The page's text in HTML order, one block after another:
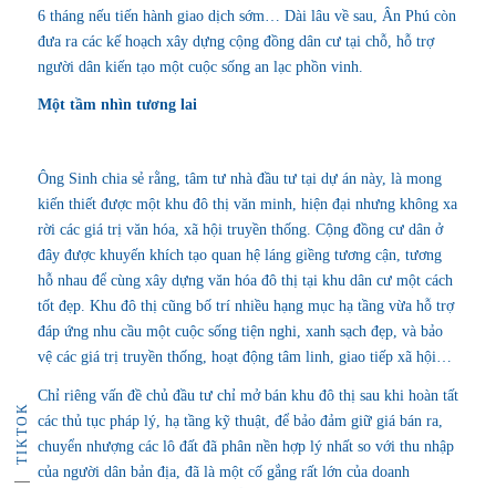
TIKTOK
6 tháng nếu tiến hành giao dịch sớm… Dài lâu về sau, Ân Phú còn
đưa ra các kế hoạch xây dựng cộng đồng dân cư tại chỗ, hỗ trợ
người dân kiến tạo một cuộc sống an lạc phồn vinh.
Một tầm nhìn tương lai
Ông Sinh chia sẻ rằng, tâm tư nhà đầu tư tại dự án này, là mong
kiến thiết được một khu đô thị văn minh, hiện đại nhưng không xa
rời các giá trị văn hóa, xã hội truyền thống. Cộng đồng cư dân ở
đây được khuyến khích tạo quan hệ láng giềng tương cận, tương
hỗ nhau để cùng xây dựng văn hóa đô thị tại khu dân cư một cách
tốt đẹp. Khu đô thị cũng bố trí nhiều hạng mục hạ tầng vừa hỗ trợ
đáp ứng nhu cầu một cuộc sống tiện nghi, xanh sạch đẹp, và bảo
vệ các giá trị truyền thống, hoạt động tâm linh, giao tiếp xã hội…
Chỉ riêng vấn đề chủ đầu tư chỉ mở bán khu đô thị sau khi hoàn tất
các thủ tục pháp lý, hạ tầng kỹ thuật, để bảo đảm giữ giá bán ra,
chuyển nhượng các lô đất đã phân nền hợp lý nhất so với thu nhập
của người dân bản địa, đã là một cố gắng rất lớn của doanh